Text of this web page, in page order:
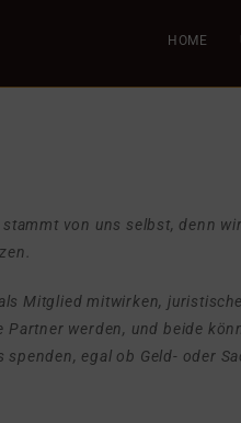
HOME
stammt von uns selbst, denn
Mitglied mitwirken,
werden, und beide
spenden, egal ob Geld- oder